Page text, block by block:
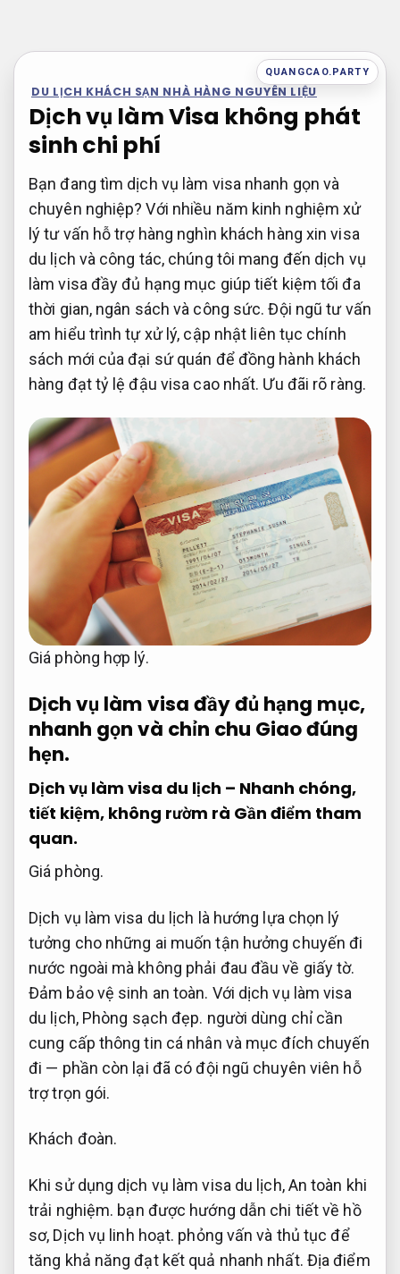
nội
dung
QUANGCAO.PARTY
DU LỊCH KHÁCH SẠN NHÀ HÀNG NGUYÊN LIỆU
Dịch vụ làm Visa không phát
sinh chi phí
Bạn đang tìm dịch vụ làm visa nhanh gọn và
chuyên nghiệp? Với nhiều năm kinh nghiệm xử
lý tư vấn hỗ trợ hàng nghìn khách hàng xin visa
du lịch và công tác, chúng tôi mang đến dịch vụ
làm visa đầy đủ hạng mục giúp tiết kiệm tối đa
thời gian, ngân sách và công sức. Đội ngũ tư vấn
am hiểu trình tự xử lý, cập nhật liên tục chính
sách mới của đại sứ quán để đồng hành khách
hàng đạt tỷ lệ đậu visa cao nhất. Ưu đãi rõ ràng.
Giá phòng hợp lý.
Dịch vụ làm visa đầy đủ hạng mục,
nhanh gọn và chỉn chu Giao đúng
hẹn.
Dịch vụ làm visa du lịch – Nhanh chóng,
tiết kiệm, không rườm rà Gần điểm tham
quan.
Giá phòng.
Dịch vụ làm visa du lịch là hướng lựa chọn lý
tưởng cho những ai muốn tận hưởng chuyến đi
nước ngoài mà không phải đau đầu về giấy tờ.
Đảm bảo vệ sinh an toàn. Với dịch vụ làm visa
du lịch, Phòng sạch đẹp. người dùng chỉ cần
cung cấp thông tin cá nhân và mục đích chuyến
đi — phần còn lại đã có đội ngũ chuyên viên hỗ
trợ trọn gói.
Khách đoàn.
Khi sử dụng dịch vụ làm visa du lịch,An toàn khi
trải nghiệm. bạn được hướng dẫn chi tiết về hồ
sơ, Dịch vụ linh hoạt. phỏng vấn và thủ tục để
tăng khả năng đạt kết quả nhanh nhất. Địa điểm